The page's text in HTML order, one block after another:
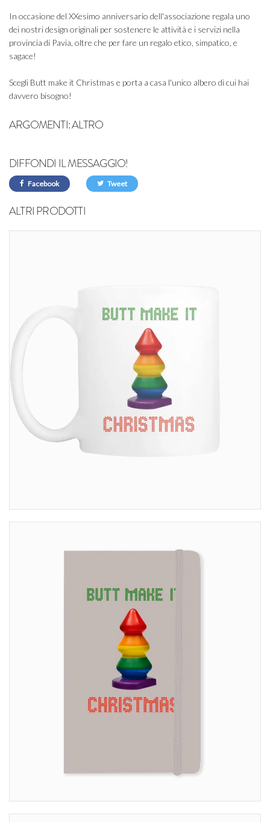
In occasione del XXesimo anniversario dell'associazione regala uno
dei nostri design originali per sostenere le attività e i servizi nella
provincia di Pavia, oltre che per fare un regalo etico, simpatico, e
sagace!
Scegli Butt make it Christmas e porta a casa l'unico albero di cui hai
davvero bisogno!
ARGOMENTI:ALTRO
DIFFONDI IL MESSAGGIO!
Facebook Tweet
ALTRI PRODOTTI